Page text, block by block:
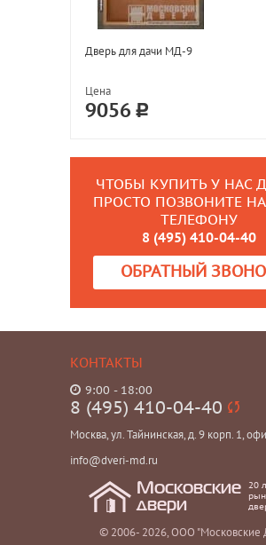
Дверь для дачи МД-9
Цена
9056
ЧТОБЫ КУПИТЬ У НАС
ПРОСТО ПОЗВОНИТЕ
ТЕЛЕФОНУ
8 (495) 410-04-40
ОБРАТНЫЙ
КОНТАКТЫ
9:00 - 18:00
8 (495) 410-04-40
Москва, ул. Тайнинская, д. 9 корп. 1,
info@dveri-md.ru
Московские
двери
20
© 2006- 2026, ООО "Московские